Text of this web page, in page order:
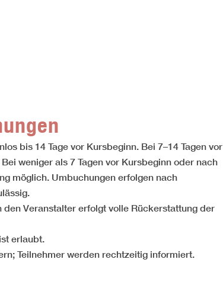
bis 14 Tage vor Kursbeginn. Bei 7–14 Tagen vor
weniger als 7 Tagen vor Kursbeginn oder nach
möglich. Umbuchungen erfolgen nach
den Veranstalter erfolgt volle Rückerstattung der
erlaubt.
Teilnehmer werden rechtzeitig informiert.